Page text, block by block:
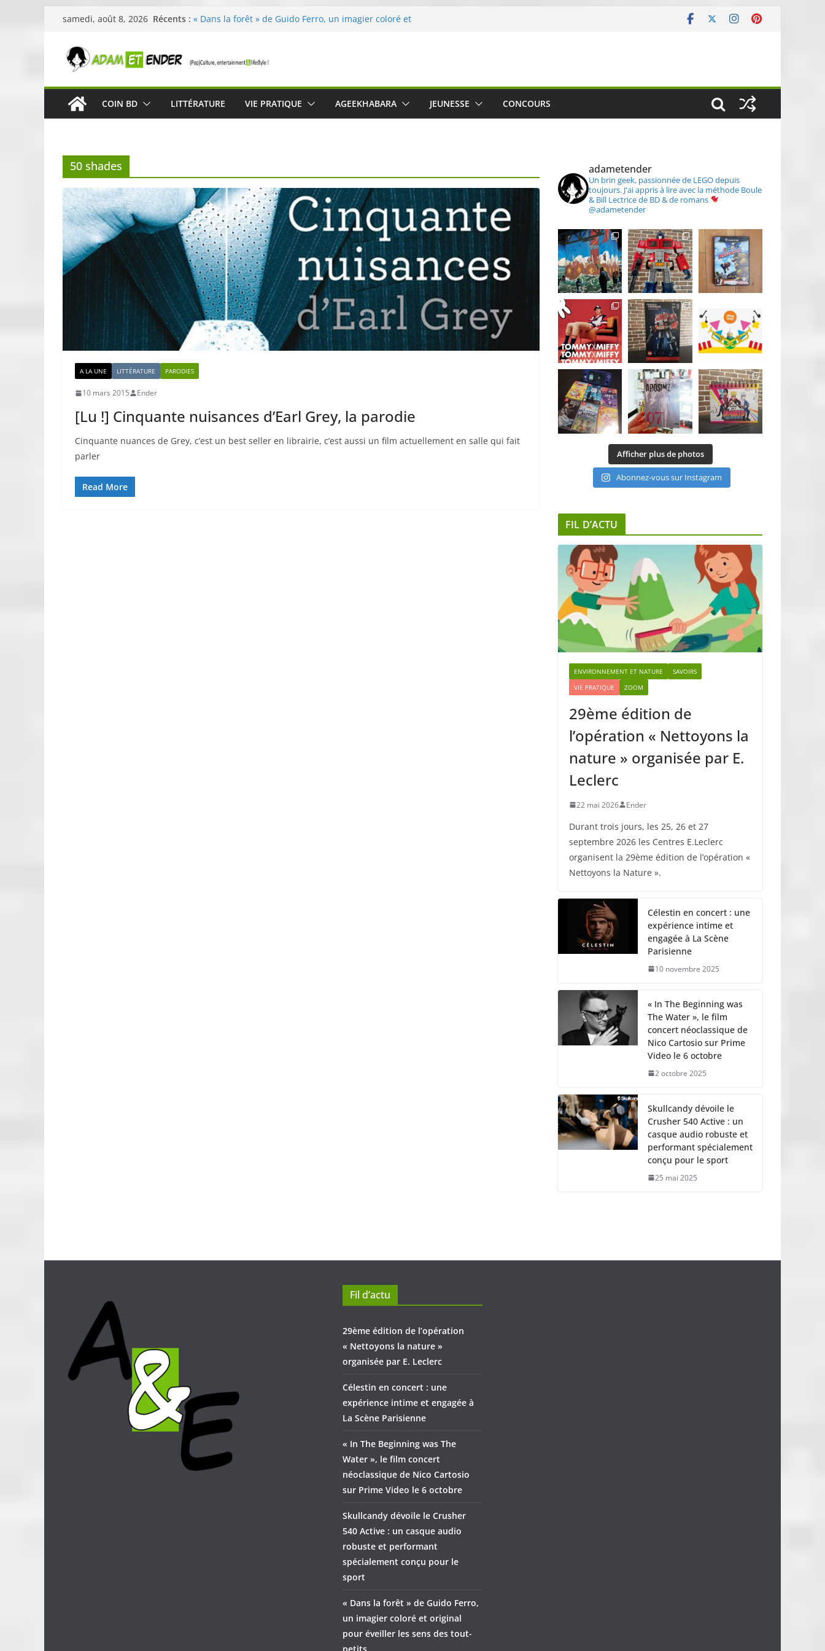
Passer
contenu
samedi, août 8, 2026 Récents : « Dans la forêt » de Guido Ferro, un imagier coloré et
Célestin en concert : une expérience intime et engagée à
« In The Beginning was The Water », le film concert
néoclassique de Nico Cartosio sur Prime Video le 6 octobre
Skullcandy dévoile le Crusher 540 Active : un casque audio
COIN BD LITTÉRATURE VIE PRATIQUE AGEEKHABARA JEUNESSE CONCOURS
50 shades
A LA UNE LITTÉRATURE PARODIES
10 mars 2015 Ender
[Lu !] Cinquante nuisances d’Earl Grey, la parodie
Cinquante nuances de Grey, c’est un best seller en librairie, c’est aussi un film actuellement en salle qui fait
parler
Read More
adametender
Un brin geek, passionnée de LEGO depuis
toujours. J'ai appris à lire avec la méthode Boule
& Bill Lectrice de BD & de romans
@adametender
Afficher plus de photos
Abonnez-vous sur Instagram
FIL D’ACTU
ENVIRONNEMENT ET NATURE
SAVOIRS
VIE PRATIQUE
ZOOM
29ème édition de
l’opération « Nettoyons la
nature » organisée par E.
Leclerc
22 mai 2026 Ender
Durant trois jours, les 25, 26 et 27
septembre 2026 les Centres E.Leclerc
organisent la 29ème édition de l’opération «
Nettoyons la Nature ».
Célestin en concert : une
expérience intime et
engagée à La Scène
Parisienne
10 novembre 2025
« In The Beginning was
The Water », le film
concert néoclassique de
Nico Cartosio sur Prime
Video le 6 octobre
2 octobre 2025
Skullcandy dévoile le
Crusher 540 Active : un
casque audio robuste et
performant spécialement
conçu pour le sport
25 mai 2025
Fil d’actu
29ème édition de l’opération
« Nettoyons la nature »
organisée par E. Leclerc
Célestin en concert : une
expérience intime et engagée à
La Scène Parisienne
« In The Beginning was The
Water », le film concert
néoclassique de Nico Cartosio
sur Prime Video le 6 octobre
Skullcandy dévoile le Crusher
540 Active : un casque audio
robuste et performant
spécialement conçu pour le
sport
« Dans la forêt » de Guido Ferro,
un imagier coloré et original
pour éveiller les sens des tout-